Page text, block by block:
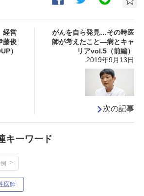
経営
藤俊
）
がんを自ら発見…その時医
師が考えたこと―病とキャ
リアvol.5（前編）
2019年9月13日
次の記事
キーワード
医師